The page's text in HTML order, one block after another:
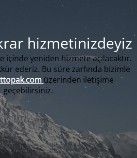
hizmetinizdeyiz
içinde yeniden hizmete açılacaktır.
ederiz. Bu süre zarfında bizimle
üzerinden iletişime
geçebilirsiniz.